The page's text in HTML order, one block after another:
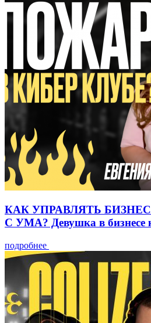
КАК УПРАВЛЯТЬ
С УМА? Девушка в бизнесе
подробнее